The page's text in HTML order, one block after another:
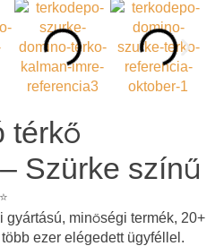
térkő
Szürke színű
gyártású, minőségi termék, 20+
ezer elégedett ügyféllel.